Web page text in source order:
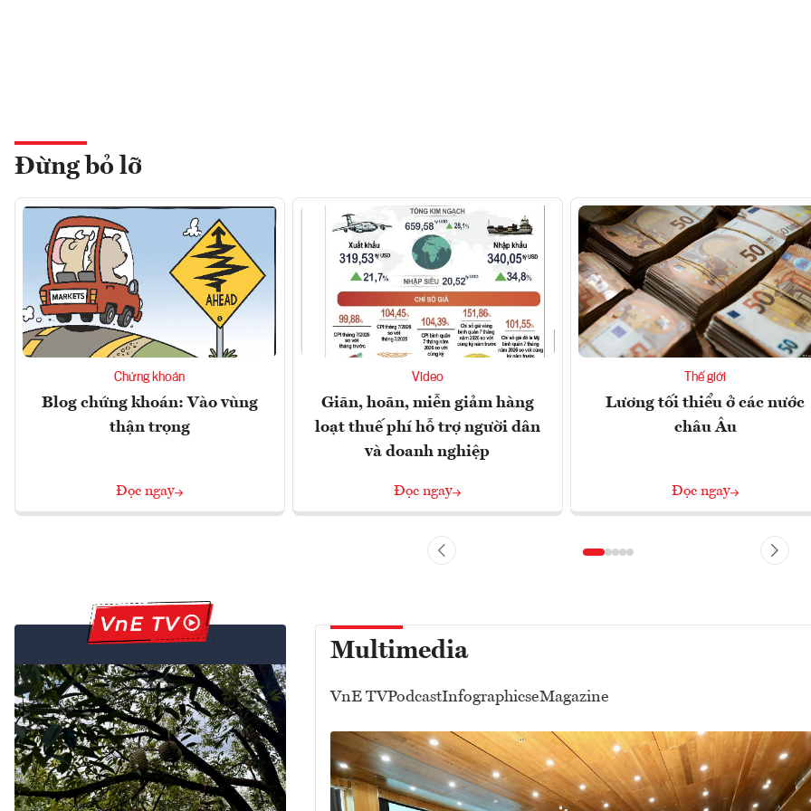
Đừng bỏ lỡ
Chứng khoán
Blog chứng khoán: Vào vùng
thận trọng
Đọc ngay
Video
Giãn, hoãn, miễn giảm hàng
loạt thuế phí hỗ trợ người dân
và doanh nghiệp
Đọc ngay
Thế giới
Lương tối thiểu ở các nước
châu Âu
Đọc ngay
Multimedia
VnE TVPodcastInfographicseMagazine